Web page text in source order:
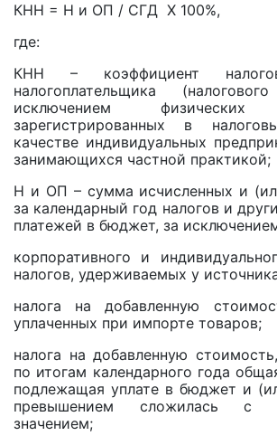
КНН = H и ОП / СГД X 100%,
где:
КНН – коэффициент
налогоплательщика
исключением
зарегистрированных в
качестве индивидуальных
занимающихся частной практикой;
H и ОП – сумма исчисленных и
за календарный год налогов и
платежей в бюджет, за
корпоративного и
налогов, удерживаемых у
налога на добавленную
уплаченных при импорте товаров;
налога на добавленную
по итогам календарного года
подлежащая уплате в бюджет и
превышением сложилась с
значением;